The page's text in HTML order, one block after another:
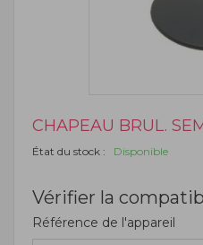
CHAPEAU BRUL.
État du stock : Disponible
Vérifier la
Référence de l'appareil